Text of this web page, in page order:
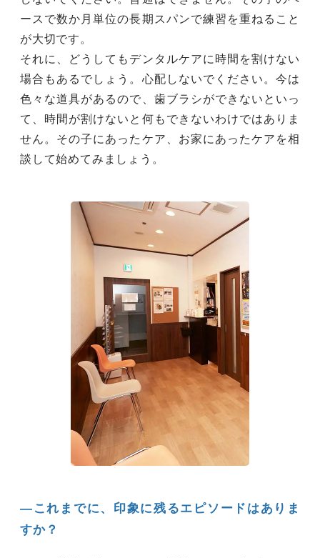
ースで数か月単位の長期スパンで練習を重ねること
が大切です。
それに、どうしてもデンタルケアに時間を割けない
場合もあるでしょう。心配しないでください。今は
色々な道具があるので、歯ブラシができないといっ
て、時間が割けないと何もできないわけではありま
せん。その子にあったケア、お家にあったケアを相
談して始めてみましょう。
―これまでに、印象に残るエピソードはありま
すか？